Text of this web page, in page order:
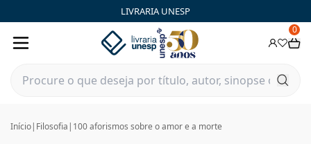
LIVRARIA UNESP
0
Início| Filosofia | 100 aforismos sobre o amor e a morte